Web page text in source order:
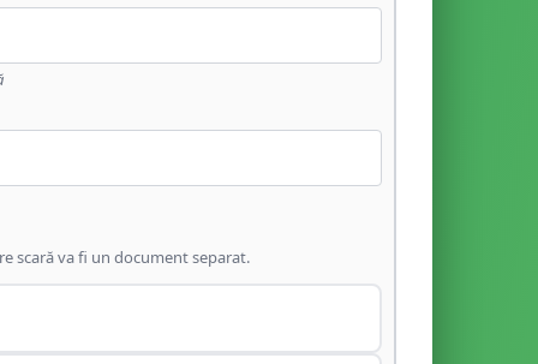
scară va fi un document separat.